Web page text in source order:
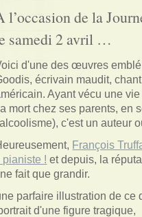
l’occasion de la
samedi 2 avril …
d'une des œuvres
écrivain maudit,
Ayant vécu une
mort chez ses parents, en
c'est un auteur
François
pianiste ! et depuis, la
fait que grandir.
parfaire illustration de ce
d'une figure tragique,